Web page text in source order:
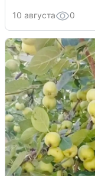
10 августа 0